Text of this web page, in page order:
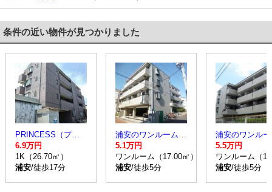
条件の近い物件が見つかりました
PRINCESS（プリンセス）
6.9万円
1K（26.70㎡）
浦安/徒歩17分
浦安のワンルーム賃貸マンション
5.1万円
ワンルーム（17.00㎡）
浦安/徒歩5分
5.5万円
ワンルーム（
浦安/徒歩5分